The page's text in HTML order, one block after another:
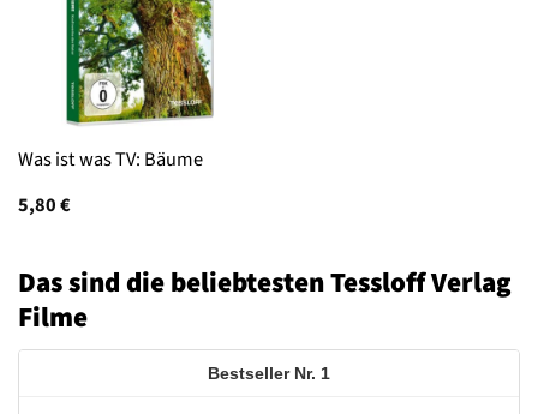
Was ist was TV: Bäume
5,80€
Das sind die beliebtesten Tessloff Verlag
Filme
1